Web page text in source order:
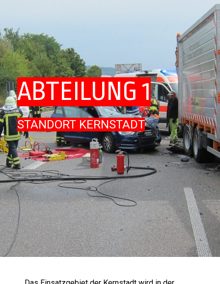
ABTEILUNG 1
STANDORT KERNSTADT